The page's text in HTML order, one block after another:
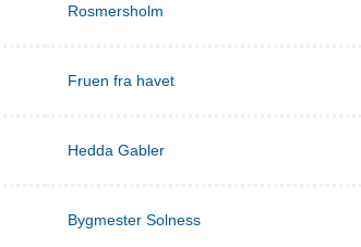
Rosmersholm
Fruen fra havet
Hedda Gabler
Bygmester Solness